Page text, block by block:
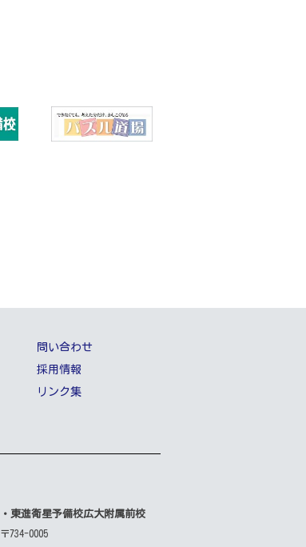
問い合わせ
採用情報
リンク集
・東進衛星予備校広大附属前校
〒734-0005